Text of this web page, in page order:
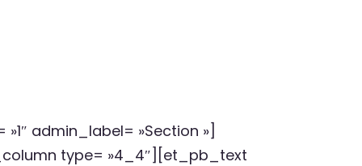
admin_label= »Section »]
type= »4_4″][et_pb_text